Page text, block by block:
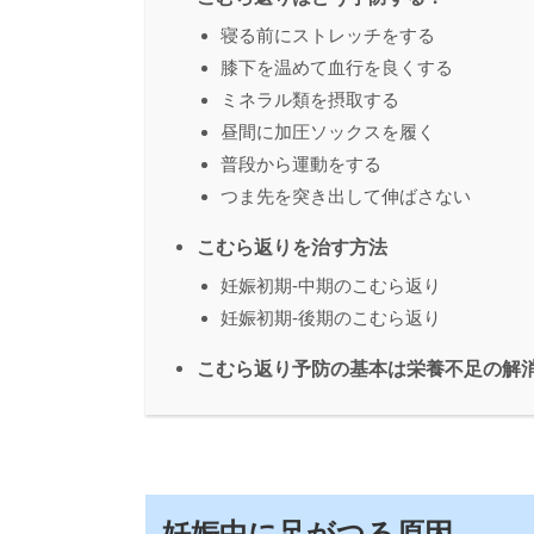
寝る前にストレッチをする
膝下を温めて血行を良くする
ミネラル類を摂取する
昼間に加圧ソックスを履く
普段から運動をする
つま先を突き出して伸ばさない
こむら返りを治す方法
妊娠初期-中期のこむら返り
妊娠初期-後期のこむら返り
こむら返り予防の基本は栄養不足の解